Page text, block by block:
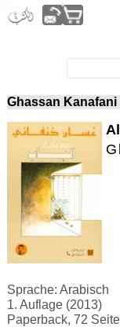
Ghassan Kanafani
Sprache: Arabisch
1. Auflage (2013)
Paperback, 72